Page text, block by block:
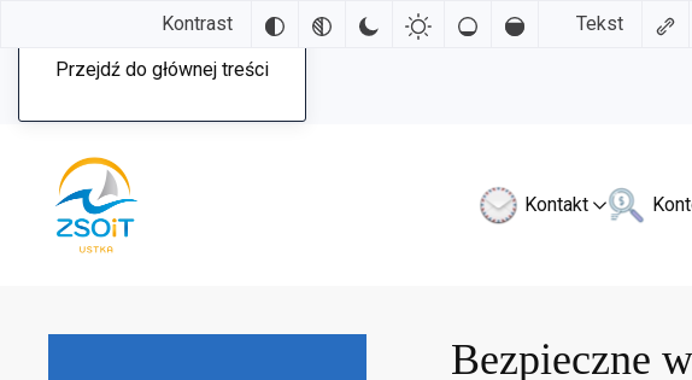
Kontrast Tekst
Przejdź do głównej treści
Kontakt
Bezpieczne